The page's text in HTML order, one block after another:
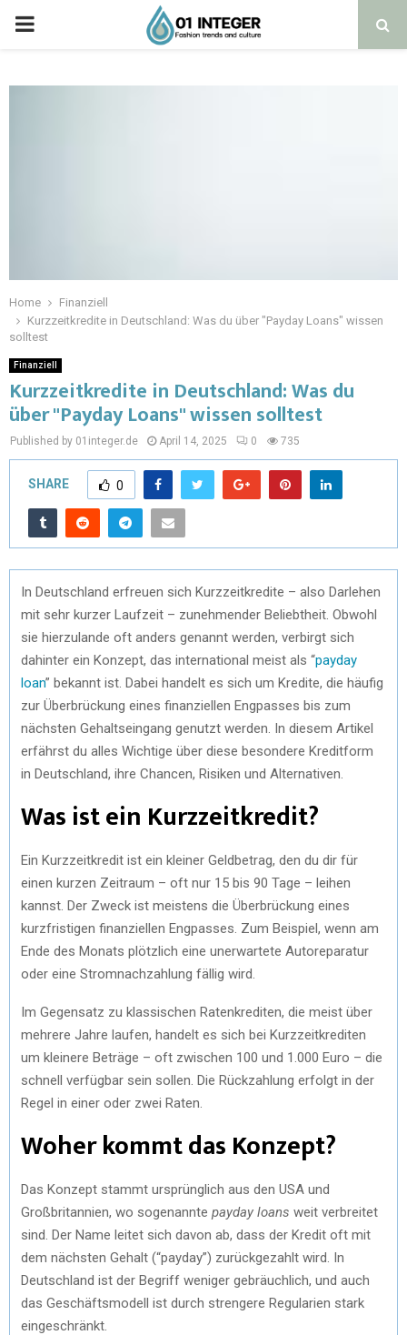
Home
Finanziell
Kurzzeitkredite in Deutschland: Was du über "Payday Loans" wissen
solltest
Finanziell
Kurzzeitkredite in Deutschland: Was du
über "Payday Loans" wissen solltest
Published by 01integer.de April 14, 2025 0 735
SHARE 0
In Deutschland erfreuen sich Kurzzeitkredite – also Darlehen
mit sehr kurzer Laufzeit – zunehmender Beliebtheit. Obwohl
sie hierzulande oft anders genannt werden, verbirgt sich
dahinter ein Konzept, das international meist als “payday
loan” bekannt ist. Dabei handelt es sich um Kredite, die häufig
zur Überbrückung eines finanziellen Engpasses bis zum
nächsten Gehaltseingang genutzt werden. In diesem Artikel
erfährst du alles Wichtige über diese besondere Kreditform
in Deutschland, ihre Chancen, Risiken und Alternativen.
Was ist ein Kurzzeitkredit?
Ein Kurzzeitkredit ist ein kleiner Geldbetrag, den du dir für
einen kurzen Zeitraum – oft nur 15 bis 90 Tage – leihen
kannst. Der Zweck ist meistens die Überbrückung eines
kurzfristigen finanziellen Engpasses. Zum Beispiel, wenn am
Ende des Monats plötzlich eine unerwartete Autoreparatur
oder eine Stromnachzahlung fällig wird.
Im Gegensatz zu klassischen Ratenkrediten, die meist über
mehrere Jahre laufen, handelt es sich bei Kurzzeitkrediten
um kleinere Beträge – oft zwischen 100 und 1.000 Euro – die
schnell verfügbar sein sollen. Die Rückzahlung erfolgt in der
Regel in einer oder zwei Raten.
Woher kommt das Konzept?
Das Konzept stammt ursprünglich aus den USA und
Großbritannien, wo sogenannte payday loans weit verbreitet
sind. Der Name leitet sich davon ab, dass der Kredit oft mit
dem nächsten Gehalt (“payday”) zurückgezahlt wird. In
Deutschland ist der Begriff weniger gebräuchlich, und auch
das Geschäftsmodell ist durch strengere Regularien stark
eingeschränkt.